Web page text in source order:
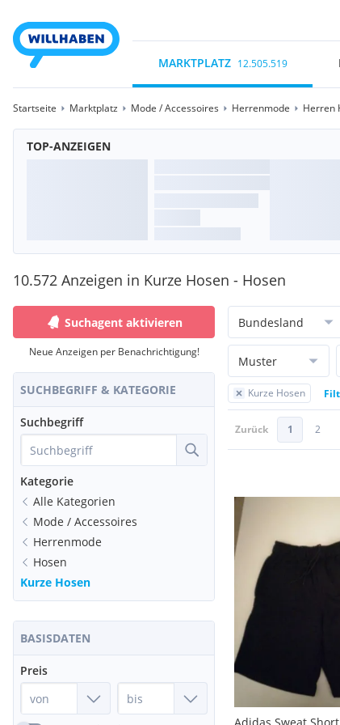
MARKTPLATZ 12.505.519
Startseite Marktplatz Mode / Accessoires Herrenmode Herren
TOP-ANZEIGEN
10.572 Anzeigen in Kurze Hosen - Hosen
Suchagent aktivieren
Neue Anzeigen per Benachrichtigung!
SUCHBEGRIFF & KATEGORIE
Suchbegriff
Kategorie
Alle Kategorien
Mode / Accessoires
Herrenmode
Hosen
Kurze Hosen
BASISDATEN
Preis
Bundesland
Muster
Kurze Hosen
Zurück 1 2